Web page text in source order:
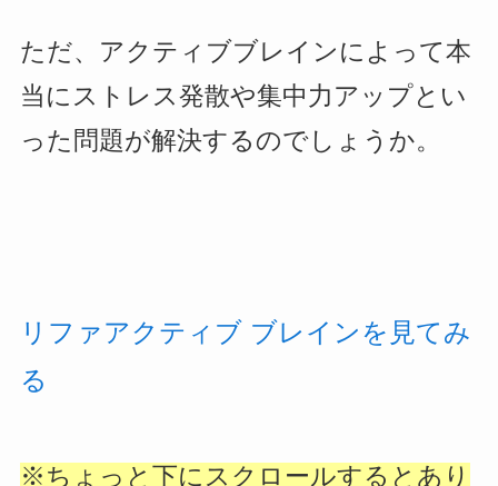
ただ、アクティブブレインによって本
当にストレス発散や集中力アップとい
った問題が解決するのでしょうか。
リファアクティブ ブレインを見てみ
る
※ちょっと下にスクロールするとあり